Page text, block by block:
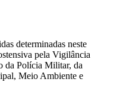
determinadas neste
pela Vigilância
da Polícia Militar, da
Meio Ambiente e